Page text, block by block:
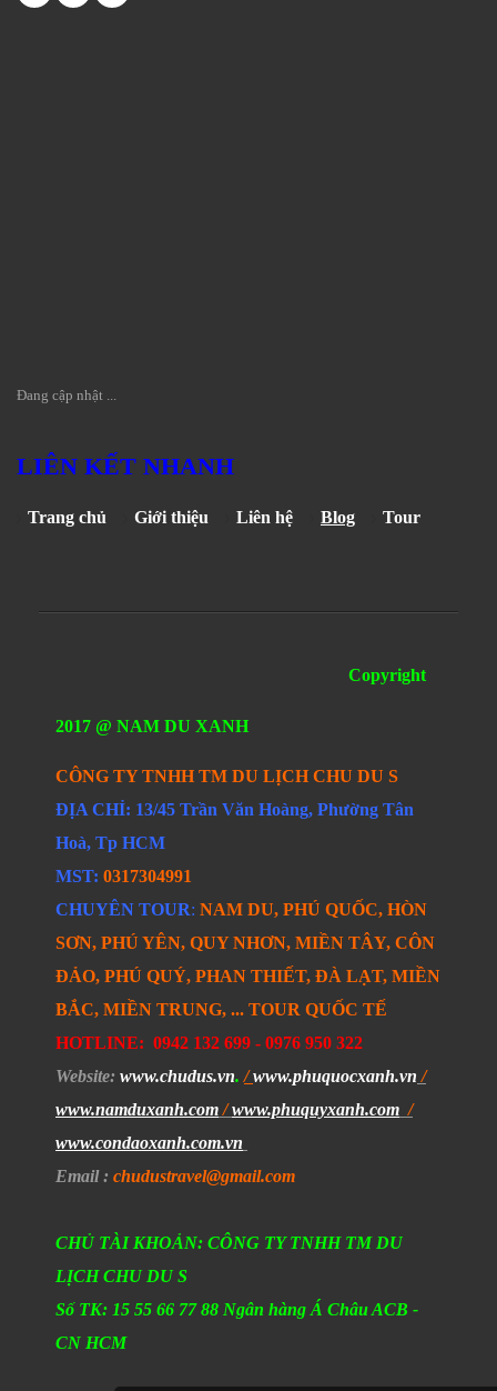
Đang cập nhật ...
LIÊN KẾT NHANH
Trang chủ Giới thiệu Liên hệ Blog Tour
Copyright
2017 @ NAM DU XANH
CÔNG TY TNHH TM DU LỊCH CHU DU S
ĐỊA CHỈ: 13/45 Trần Văn Hoàng, Phường Tân
Hoà, Tp HCM
MST: 0317304991
CHUYÊN TOUR: NAM DU, PHÚ QUỐC, HÒN
SƠN, PHÚ YÊN, QUY NHƠN, MIỀN TÂY, CÔN
ĐẢO, PHÚ QUÝ, PHAN THIẾT, ĐÀ LẠT, MIỀN
BẮC, MIỀN TRUNG, ... TOUR QUỐC TẾ
HOTLINE: 0942 132 699 - 0976 950 322
Website: www.chudus.vn./www.phuquocxanh.vn /
www.namduxanh.com/www.phuquyxanh.com /
www.condaoxanh.com.vn
Email: chudustravel@gmail.com
CHỦ TÀI KHOẢN: CÔNG TY TNHH TM DU
LỊCH CHU DU S
Số TK: 15 55 66 77 88 Ngân hàng Á Châu ACB -
CN HCM